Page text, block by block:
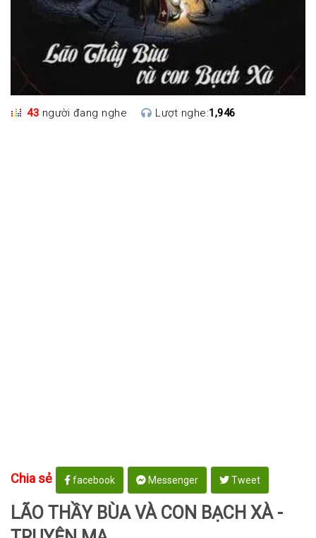
43 người đang nghe Lượt nghe:1,946
Chia sẻ facebook Messenger Tweet
LÃO THẦY BÙA VÀ CON BẠCH XÀ -